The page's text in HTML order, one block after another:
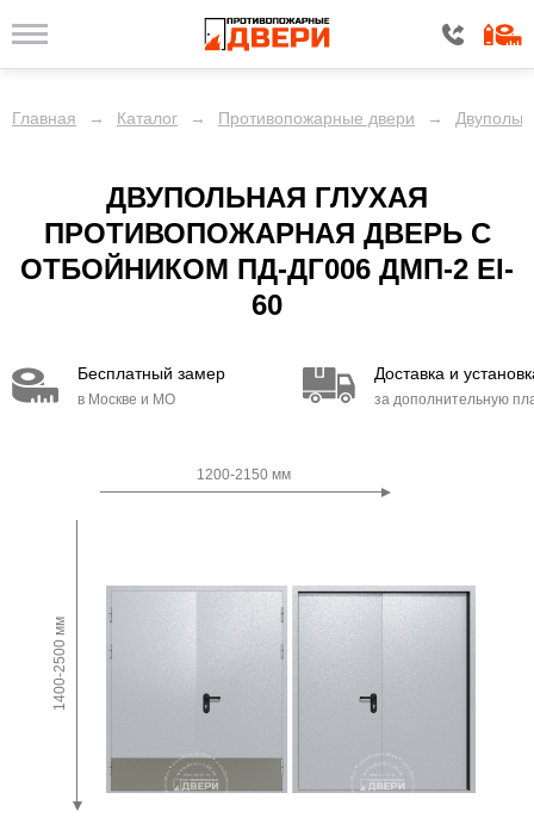
Главная → Каталог → Противопожарные двери →
ДВУПОЛЬНАЯ ГЛУХАЯ
ПРОТИВОПОЖАРНАЯ ДВЕРЬ С
ОТБОЙНИКОМ ПД-ДГ006 ДМП-2 EI-
60
Бесплатный замер
в Москве и МО
Доставка и
за дополнительную
1200-2150 мм
1400-2500 мм